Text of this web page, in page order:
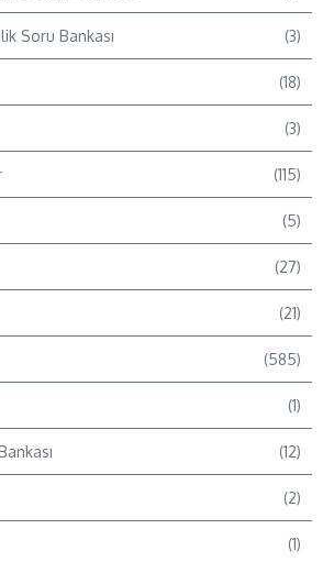
Soru Bankası (3)
(18)
(3)
(115)
(5)
(27)
(21)
(585)
(1)
(12)
(2)
(1)